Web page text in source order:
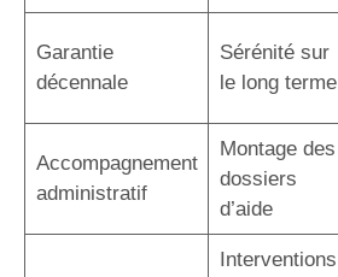
Garantie
décennale
Sérénité sur
le long terme
Accompagnement
administratif
Montage des
dossiers
d’aide
Interventions